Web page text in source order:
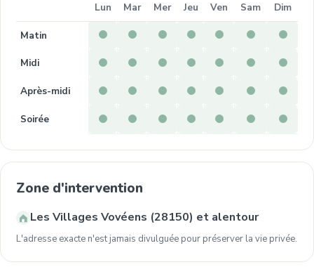
Lun Mar Mer Jeu Ven Sam Dim
Matin
Midi
Après-midi
Soirée
Zone d'intervention
Les Villages Vovéens (28150) et alentour
L'adresse exacte n'est jamais divulguée pour préserver la vie privée.